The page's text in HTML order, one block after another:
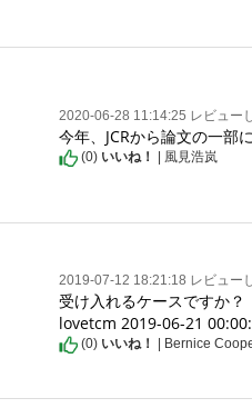
2020-06-28 11:14:25 レビュー
今年、JCRから論文の一部
(0) いいね！ | 風見浩岚
2019-07-12 18:21:18 レビュー
受け入れるケースですか？
lovetcm 2019-06-21
(0) いいね！ | Bernice